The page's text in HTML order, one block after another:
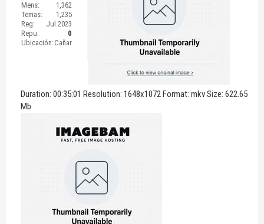
Mens:
1,362
Temas:
1,235
Reg:
Jul 2023
Repu:
0
Ubicación:Cañar
Duration: 00:35:01 Resolution: 1648x1072 Format: mkv Size: 622.65
Mb